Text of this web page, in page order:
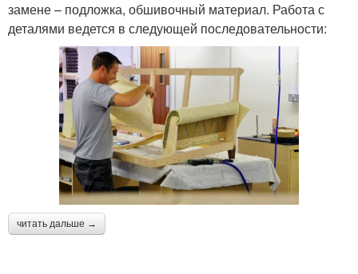
замене – подложка, обшивочный материал. Работа с
деталями ведется в следующей последовательности:
читать дальше →